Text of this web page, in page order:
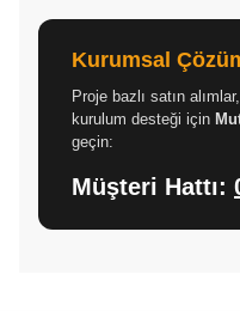
Kurumsal
Proje bazlı satın
kurulum desteği için
geçin:
Müşteri Hattı: